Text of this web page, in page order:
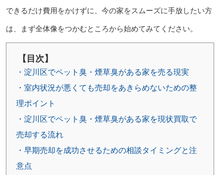
できるだけ費用をかけずに、今の家をスムーズに手放したい方
は、まず全体像をつかむところから始めてみてください。
【目次】
・淀川区でペット臭・煙草臭がある家を売る現実
・室内状況が悪くても売却をあきらめないための整
理ポイント
・淀川区でペット臭・煙草臭がある家を現状買取で
売却する流れ
・早期売却を成功させるための相談タイミングと注
意点